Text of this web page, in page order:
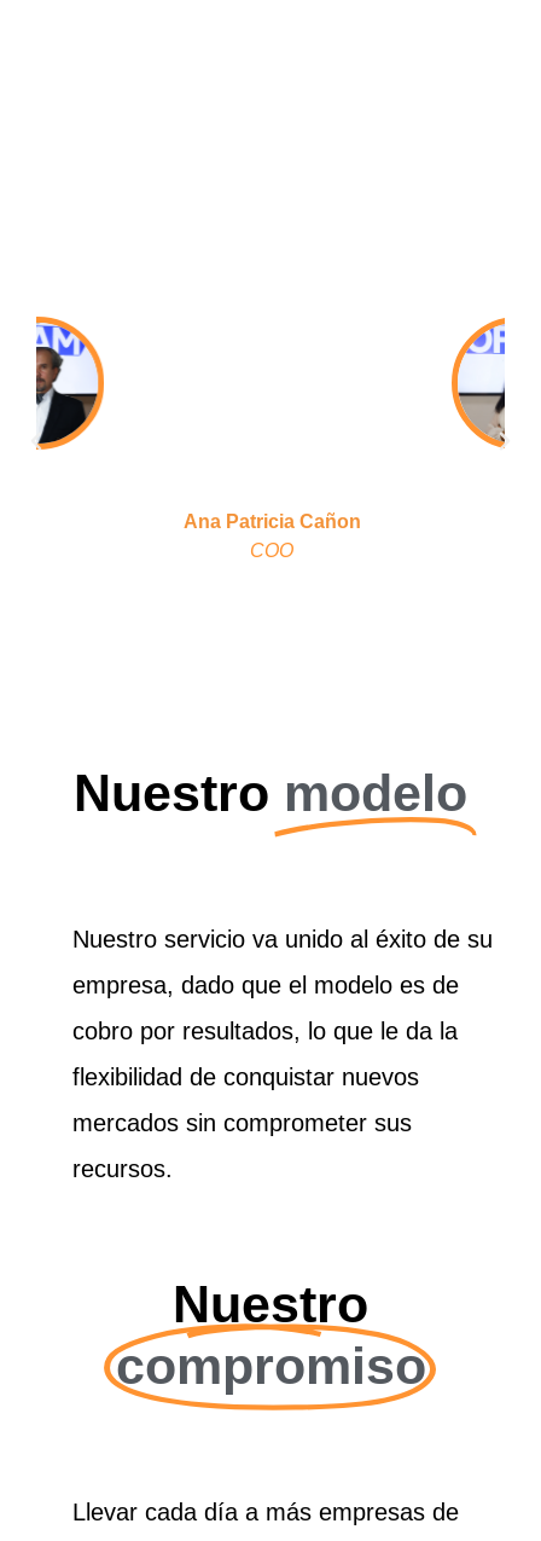
Administradora de Empresas, con
especialización en Finanzas del CESA y
estudios de Negociación de Westmister
University (Inglaterra). CCO, COO,
Vicepresidente, con más de 20 años de
experiencia en Colombia y Estados
Ana Patricia Cañon
Nuestro modelo
Nuestro servicio va unido al éxito de su
empresa, dado que el modelo es de
cobro por resultados, lo que le da la
flexibilidad de conquistar nuevos
mercados sin comprometer sus
recursos.
Llevar cada día a más empresas de
Nuestro
compromiso